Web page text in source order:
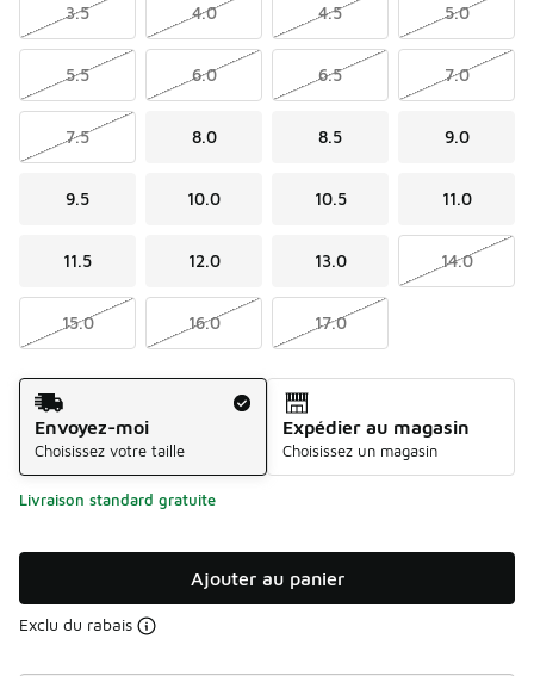
3.5 4.0 4.5 5.0
5.5 6.0 6.5 7.0
7.5 8.0 8.5 9.0
9.5 10.0 10.5 11.0
11.5 12.0 13.0 14.0
15.0 16.0 17.0
Méthode d’expédition
Envoyez-moi
Choisissez votre taille
Expédier au magasin
Choisissez un magasin
Livraison standard gratuite
Ajouter au panier
Exclu du rabais